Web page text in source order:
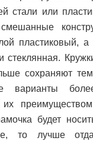
стали или
пластиковый, а
стеклянная.
сохраняют
варианты
преимуществом
будет
то лучше